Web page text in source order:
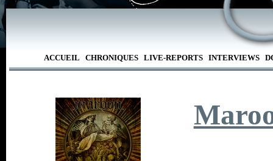
ACCUEIL CHRONIQUES LIVE-REPORTS INTERVIEWS